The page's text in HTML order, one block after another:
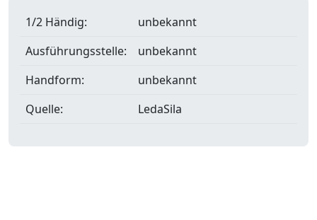
1/2 Händig:
unbekannt
Ausführungsstelle:
unbekannt
Handform:
unbekannt
Quelle:
LedaSila